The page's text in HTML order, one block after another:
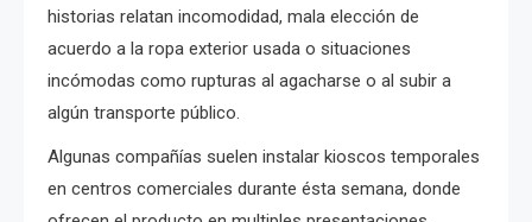
historias relatan incomodidad, mala elección de
acuerdo a la ropa exterior usada o situaciones
incómodas como rupturas al agacharse o al subir a
algún transporte público.
Algunas compañías suelen instalar kioscos temporales
en centros comerciales durante ésta semana, donde